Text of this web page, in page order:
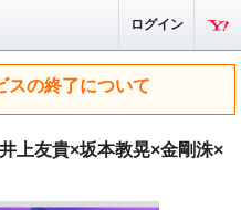
ログイン
スの終了について
上友貴×坂本教晃×金剛洙×